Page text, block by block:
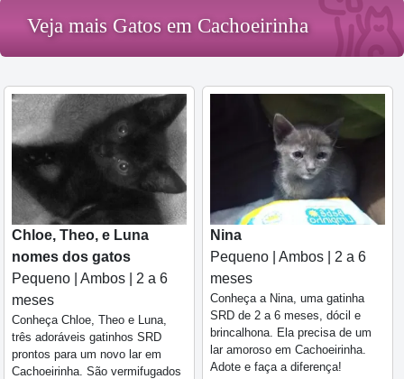
Veja mais Gatos em Cachoeirinha
Chloe, Theo, e Luna
nomes dos gatos
Pequeno | Ambos | 2 a 6
meses
Conheça Chloe, Theo e Luna,
três adoráveis gatinhos SRD
prontos para um novo lar em
Cachoeirinha. São vermifugados
Nina
Pequeno | Ambos | 2 a 6
meses
Conheça a Nina, uma gatinha
SRD de 2 a 6 meses, dócil e
brincalhona. Ela precisa de um
lar amoroso em Cachoeirinha.
Adote e faça a diferença!